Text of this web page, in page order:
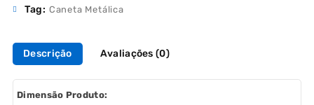
Tag: Caneta Metálica
Descrição Avaliações (0)
Dimensão Produto: